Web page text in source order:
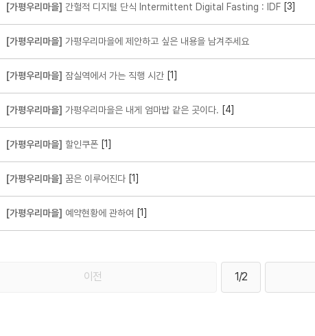
[가평우리마을] 간헐적 디지털 단식 Intermittent Digital Fasting : IDF [3]
[가평우리마을] 가평우리마을에 제안하고 싶은 내용을 남겨주세요
[가평우리마을] 잠실역에서 가는 직행 시간 [1]
[가평우리마을] 가평우리마을은 내게 엄마밥 같은 곳이다. [4]
[가평우리마을] 할인쿠폰 [1]
[가평우리마을] 꿈은 이루어진다 [1]
[가평우리마을] 예약현황에 관하여 [1]
이전 1/2